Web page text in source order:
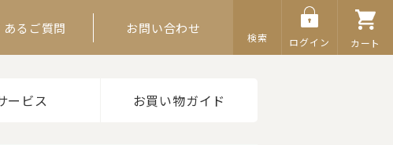
あるご質問 お問い合わせ
検索 ログイン カート
ービス お買い物ガイド